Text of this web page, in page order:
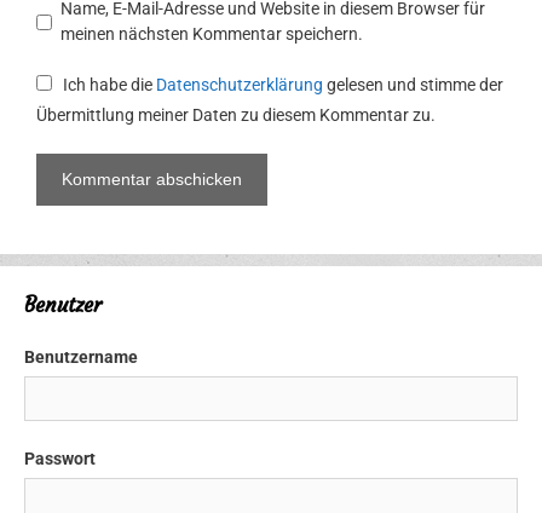
Name, E-Mail-Adresse und Website in diesem Browser für
meinen nächsten Kommentar speichern.
Ich habe die Datenschutzerklärung gelesen und stimme der
Übermittlung meiner Daten zu diesem Kommentar zu.
Benutzer
Benutzername
Passwort